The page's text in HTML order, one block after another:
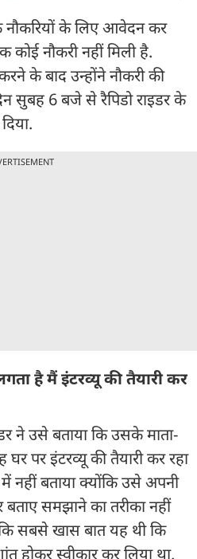
के लिए आवेदन कर
नौकरी नहीं मिली है.
के बाद उन्होंने नौकरी की
सुबह 6 बजे से रैपिडो राइडर के
है मैं इंटरव्यू की तैयारी कर
ने उसे बताया कि उसके माता-
पर इंटरव्यू की तैयारी कर रहा
नहीं बताया क्योंकि उसे अपनी
बताए समझाने का तरीका नहीं
सबसे खास बात यह थी कि
होकर स्वीकार कर लिया था.